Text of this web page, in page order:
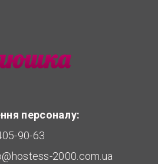
персоналу:
90-63
2000.com.ua